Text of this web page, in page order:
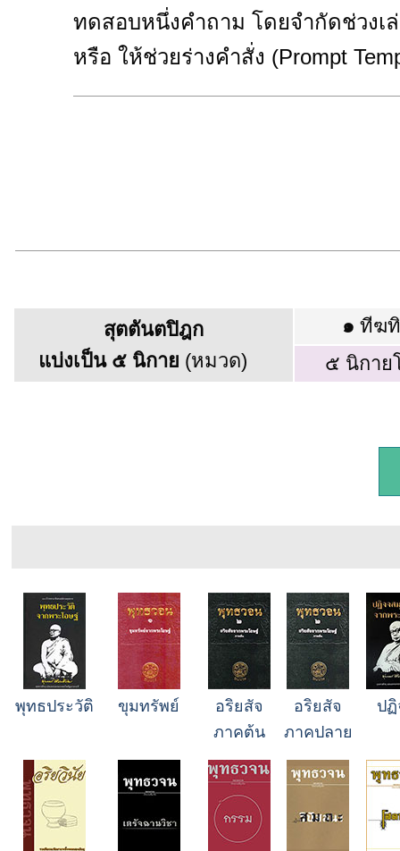
ทดสอบหนึ่งคำถาม โดยจำกัดช่วงเ
หรือ ให้ช่วยร่างคำสั่ง (Prompt
สุตตันตปิฎก
แบ่งเป็น ๕ นิกาย (หมวด)
๑ ทีฆ
๕ นิกาย
พุทธประวัติ ขุมทรัพย์
อริยสัจ
ภาคต้น
อริยสัจ
ภาคปลาย
ป